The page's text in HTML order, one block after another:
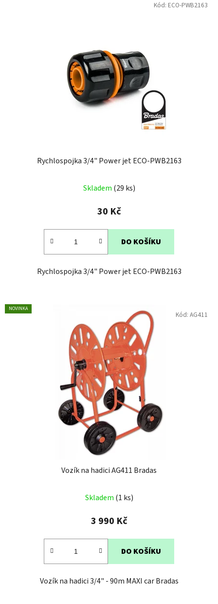
Rychlospojka 3/4" Power jet ECO-PWB2163
Skladem (29 ks)
30 Kč
DO KOŠÍKU
Rychlospojka 3/4" Power jet ECO-PWB2163
Kód: ECO-PWB2163
NOVINKA
Vozík na hadici AG411 Bradas
hodnocení
produktu
5,0
hvězdiček.
Skladem (1 ks)
3 990 Kč
DO KOŠÍKU
Vozík na hadici 3/4" - 90m MAXI car Bradas
Kód: AG411